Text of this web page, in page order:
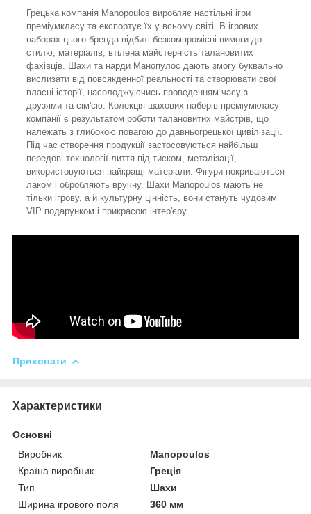
Грецька компанія Manopoulos виробляє настільні ігри
преміумкласу та експортує їх у всьому світі. В ігрових
наборах цього бренда відбиті безкомпромісні вимоги до
стилю, матеріалів, втілена майстерність талановитих
фахівців. Шахи та нарди Манопулос дають змогу буквально
вислизати від повсякденної реальності та створювати свої
власні історії, насолоджуючись проведенням часу з
друзями та сім'єю. Колекція шахових наборів преміумкласу
компанії є результатом роботи талановитих майстрів, що
належать з глибокою повагою до давньогрецької цивілізації.
Під час створення продукції застосовуються найбільш
передові технології лиття під тиском, металізації,
використовуються найкращі матеріали. Фігури покриваються
лаком і обробляють вручну. Шахи Manopoulos мають не
тільки ігрову, а й культурну цінність, вони стануть чудовим
VIP подарунком і прикрасою інтер'єру.
Приховати
Характеристики
Основні
Виробник
Manopoulos
Країна виробник
Греція
Тип
Шахи
Ширина ігрового поля
360 мм